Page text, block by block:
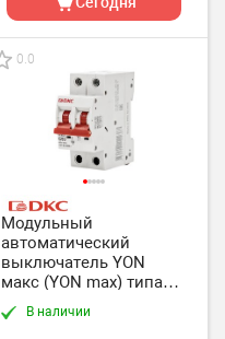
0.0
Модульный
автоматический
выключатель YON
макс (YON max) типа
MD63, 2 полюс,хар-ка C,
50А, 4,5кА DKC
В наличии